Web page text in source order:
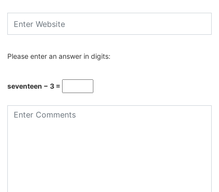
Please enter an answer in digits:
seventeen − 3 =